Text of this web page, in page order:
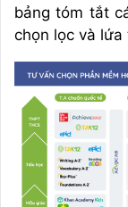
bảng tóm tắt
chọn lọc và lứa